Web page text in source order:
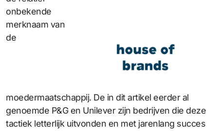
onbekende
merknaam van
de
moedermaatschappij. De in dit artikel eerder al
genoemde P&G en Unilever zijn bedrijven die deze
tactiek letterlijk uitvonden en met jarenlang succes